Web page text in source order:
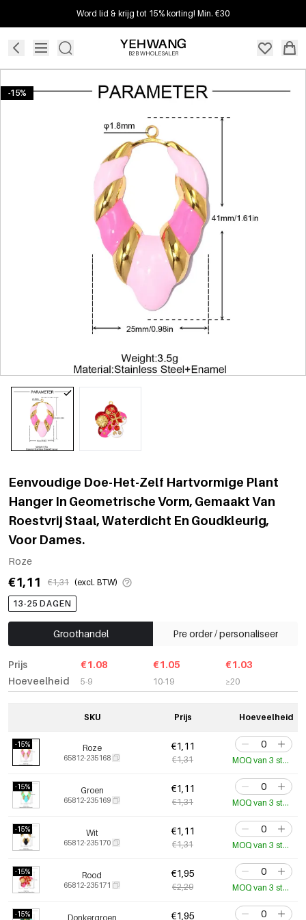
Word lid & krijg tot 15% korting! Min. €30
B2B WHOLESALER
-15%
Eenvoudige Doe-Het-Zelf Hartvormige Plant
Hanger In Geometrische Vorm, Gemaakt Van
Roestvrij Staal, Waterdicht En Goudkleurig,
Voor Dames.
Roze
€1,11 €1,31 (excl. BTW)
13-25 DAGEN
Groothandel Pre order / personaliseer
Prijs
Hoeveelheid
€1.08
5-9
€1.05
10-19
€1.03
≥20
SKU Prijs Hoeveelheid
-15% Roze
65812-235168
€1,11
€1,31 MOQ van 3 stuks
-15% Groen
65812-235169
€1,11
€1,31 MOQ van 3 stuks
-15% Wit
65812-235170
€1,11
€1,31 MOQ van 3 stuks
-15% Rood
65812-235171
€1,95
€2,29 MOQ van 3 stuks
-15% Donkergroen €1,95